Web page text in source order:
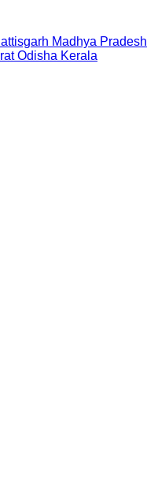
Madhya Pradesh
Odisha Kerala